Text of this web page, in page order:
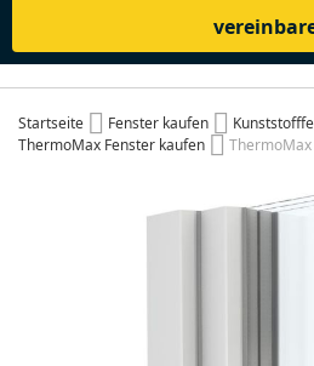
Startseite Fenster kaufen
ThermoMax Fenster kaufen